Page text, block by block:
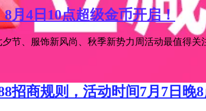
月4日10点超级金币开启！
节、服饰新风尚、秋季新势力周活动最值得
招商规则，活动时间7月7日晚8